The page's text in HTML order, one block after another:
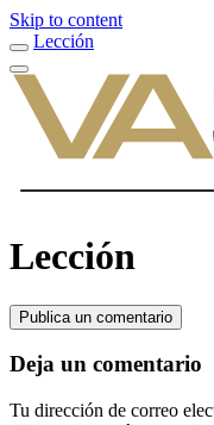
Skip to content
Lección
Lección
Publica un comentario
Deja un comentario
Tu dirección de correo